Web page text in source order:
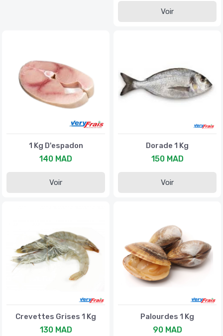
Voir
1 Kg D'espadon
140 MAD
Voir
Dorade 1 Kg
150 MAD
Voir
Crevettes Grises 1 Kg
130 MAD
Palourdes 1 Kg
90 MAD